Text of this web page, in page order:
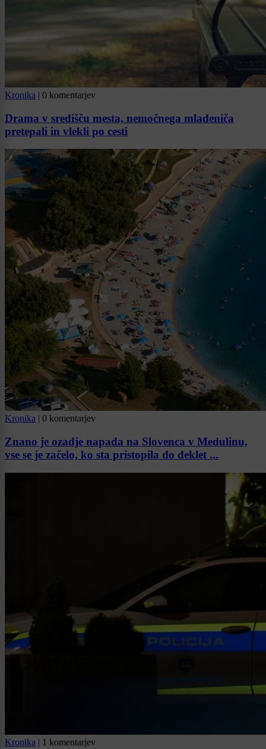
Kronika | 0 komentarjev
Drama v središču mesta, nemočnega mladeniča
pretepali in vlekli po cesti
Kronika | 0 komentarjev
Znano je ozadje napada na Slovenca v Medulinu,
vse se je začelo, ko sta pristopila do deklet ...
Kronika | 1 komentarjev